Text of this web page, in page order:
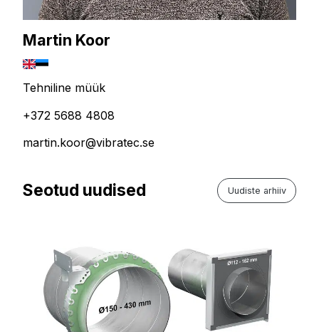
Martin Koor
Tehniline müük
+372 5688 4808
martin.koor@vibratec.se
Seotud uudised Uudiste arhiiv